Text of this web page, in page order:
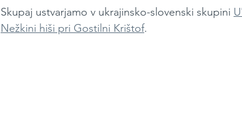
Skupaj ustvarjamo v ukrajinsko-slovenski skupini
Nežkini hiši pri Gostilni Krištof.